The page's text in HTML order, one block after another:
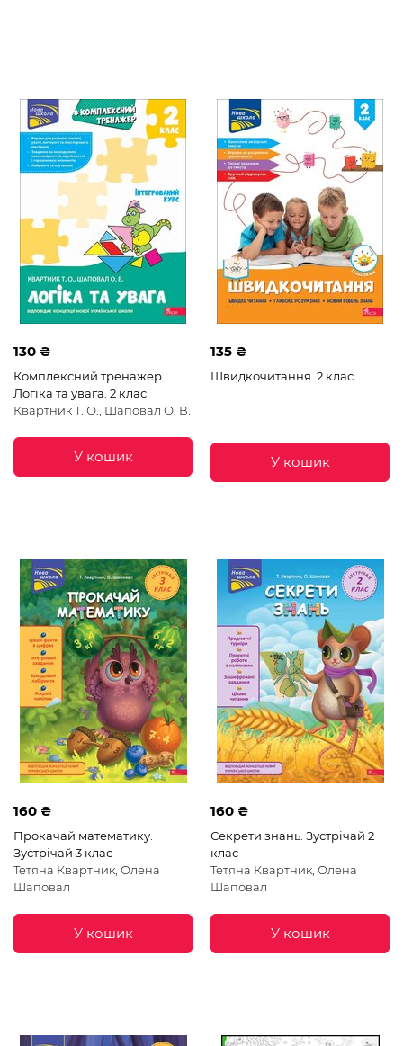
Читання
130 ₴
Комплексний тренажер.
Логіка та увага. 2 клас
Квартник Т. О., Шаповал О. В.
У кошик
135 ₴
Швидкочитання. 2 клас
У кошик
160 ₴
Прокачай математику.
Зустрічай 3 клас
Тетяна Квартник, Олена
Шаповал
У кошик
160 ₴
Секрети знань. Зустрічай 2
клас
Тетяна Квартник, Олена
Шаповал
У кошик